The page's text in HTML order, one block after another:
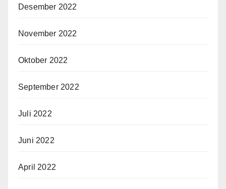
Desember 2022
November 2022
Oktober 2022
September 2022
Juli 2022
Juni 2022
April 2022